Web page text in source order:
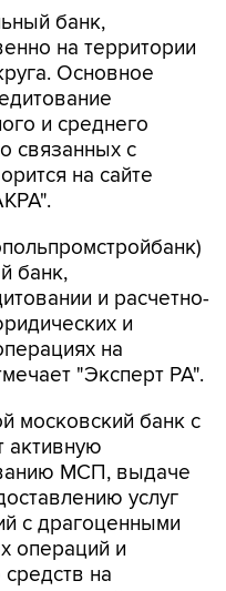
банк,
на территории
Основное
и среднего
связанных с
на сайте
банк,
и расчетно-
и
на
"Эксперт РА".
московский банк с
активную
МСП, выдаче
услуг
с драгоценными
операций и
на